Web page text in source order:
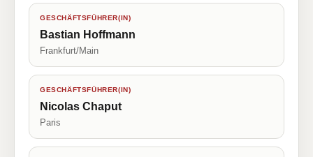
GESCHÄFTSFÜHRER(IN)
Bastian Hoffmann
Frankfurt/Main
GESCHÄFTSFÜHRER(IN)
Nicolas Chaput
Paris